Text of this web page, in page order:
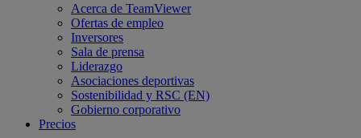
Acerca de TeamViewer
Ofertas de empleo
Inversores
Sala de prensa
Liderazgo
Asociaciones deportivas
Sostenibilidad y RSC (EN)
Gobierno corporativo
Precios